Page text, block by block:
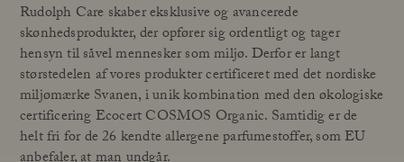
Rudolph Care skaber eksklusive og avancerede
skønhedsprodukter, der opfører sig ordentligt og tager
hensyn til såvel mennesker som miljø. Derfor er langt
størstedelen af vores produkter certificeret med det nordiske
miljømærke Svanen, i unik kombination med den økologiske
certificering Ecocert COSMOS Organic. Samtidig er de
helt fri for de 26 kendte allergene parfumestoffer, som EU